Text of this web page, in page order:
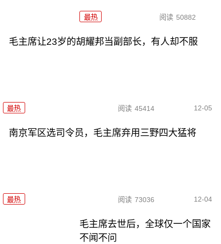
最热 阅读 50882
毛主席让23岁的胡耀邦当副部长，有人却不服
最热 阅读 45414 12-05
南京军区选司令员，毛主席弃用三野四大猛将
最热 阅读 73036 12-04
毛主席去世后，全球仅一个国家
不闻不问